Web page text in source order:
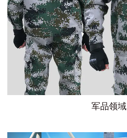
军品领域